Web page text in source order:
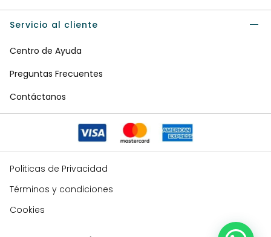
Servicio al cliente
Centro de Ayuda
Preguntas Frecuentes
Contáctanos
Politicas de Privacidad
Términos y condiciones
Cookies